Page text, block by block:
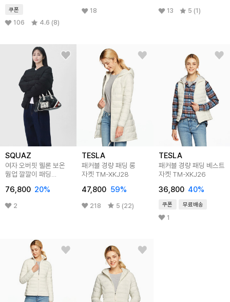
쿠폰
106 4.6 (8)
18 13 5 (1)
SQUAZ
여자 오버핏 웰론 보온
웜업 깔깔이 패딩
76,800 20%
2
TESLA
패커블 경량 패딩 롱
자켓 TM-XKJ28
47,800 59%
218 5 (22)
TESLA
패커블 경량 패딩 베스트
자켓 TM-XKJ26
36,800 40%
쿠폰 무료배송
1